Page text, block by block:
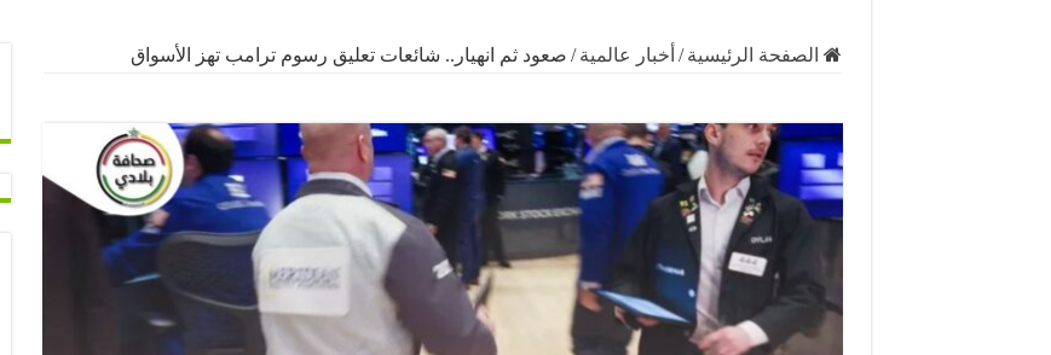
الصفحة الرئيسية / أخبار عالمية / صعود ثم انهيار.. شائعات تعليق رسوم ترامب تهز الأسواق